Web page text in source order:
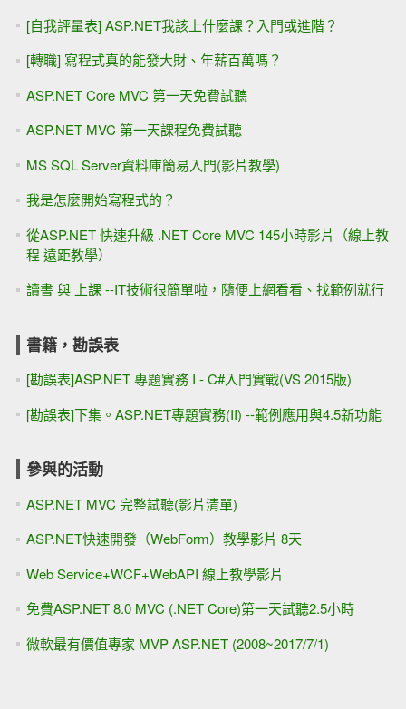
[自我評量表] ASP.NET我該上什麼課？入門或進階？
[轉職] 寫程式真的能發大財、年薪百萬嗎？
ASP.NET Core MVC 第一天免費試聽
ASP.NET MVC 第一天課程免費試聽
MS SQL Server資料庫簡易入門(影片教學)
我是怎麼開始寫程式的？
從ASP.NET 快速升級 .NET Core MVC 145小時影片（線上教
程 遠距教學）
讀書 與 上課 --IT技術很簡單啦，隨便上網看看、找範例就行
書籍，勘誤表
[勘誤表]ASP.NET 專題實務 I - C#入門實戰(VS 2015版)
[勘誤表]下集。ASP.NET專題實務(II) --範例應用與4.5新功能
參與的活動
ASP.NET MVC 完整試聽(影片清單)
ASP.NET快速開發（WebForm）教學影片 8天
Web Service+WCF+WebAPI 線上教學影片
免費ASP.NET 8.0 MVC (.NET Core)第一天試聽2.5小時
微軟最有價值專家 MVP ASP.NET (2008~2017/7/1)